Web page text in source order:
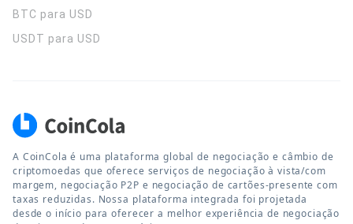
BTC para USD
USDT para USD
A CoinCola é uma plataforma global de negociação e câmbio de
criptomoedas que oferece serviços de negociação à vista/com
margem, negociação P2P e negociação de cartões-presente com
taxas reduzidas. Nossa plataforma integrada foi projetada
desde o início para oferecer a melhor experiência de negociação